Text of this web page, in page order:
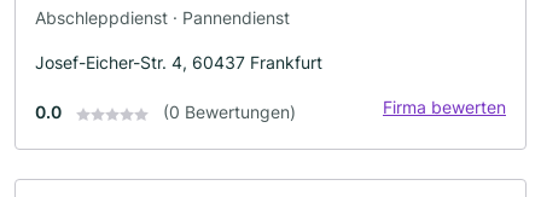
Abschleppdienst · Pannendienst
Josef-Eicher-Str. 4, 60437 Frankfurt
0.0 (0 Bewertungen) Firma bewerten